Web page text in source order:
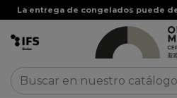
La entrega de congelados puede